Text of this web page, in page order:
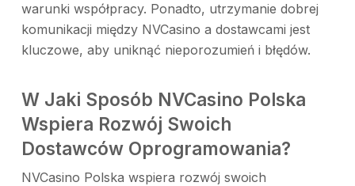
warunki współpracy. Ponadto, utrzymanie dobrej
komunikacji między NVCasino a dostawcami jest
kluczowe, aby uniknąć nieporozumień i błędów.
W Jaki Sposób NVCasino Polska
Wspiera Rozwój Swoich
Dostawców Oprogramowania?
NVCasino Polska wspiera rozwój swoich